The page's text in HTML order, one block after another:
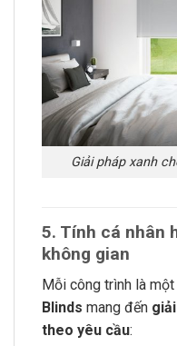
Giải pháp xanh
5. Tính cá nhân
không gian
Mỗi công trình là
Blinds mang đến
theo yêu cầu: